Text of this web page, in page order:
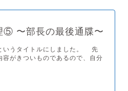
⑤ 〜部長の最後通牒〜
いうタイトルにしました。 先
がきついものであるので、自分